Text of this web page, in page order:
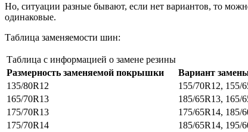
Но, ситуации разные бывают, если нет вариантов, то
одинаковые.
Таблица заменяемости шин:
Таблица с информацией о замене резины
Размерность заменяемой покрышки
Вариант
135/80R12
155/70R12, 155/
165/70R13
185/65R13, 165/
175/70R13
175/65R14, 185/
175/70R14
185/65R14, 195/